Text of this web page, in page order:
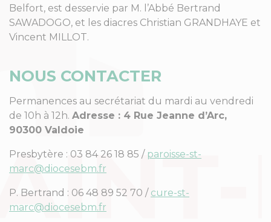
Belfort, est desservie par M. l’Abbé Bertrand
SAWADOGO, et les diacres Christian GRANDHAYE et
Vincent MILLOT.
NOUS CONTACTER
Permanences au secrétariat du mardi au vendredi
de 10h à 12h. Adresse : 4 Rue Jeanne d’Arc,
90300 Valdoie
Presbytère : 03 84 26 18 85 / paroisse-st-
marc@diocesebm.fr
P. Bertrand : 06 48 89 52 70 / cure-st-
marc@diocesebm.fr